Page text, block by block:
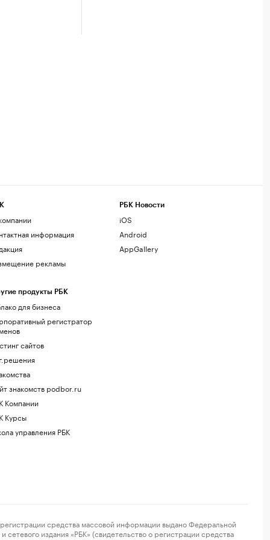
информация
рекламы
продукты РБК
для бизнеса
регистратор
сайтов
знакомств podbor.ru
Компании
Курсы
управления РБК
РБК Новости
iOS
Android
AppGallery
средства массовой информации выдано Федеральной
издания «РБК» (свидетельство о регистрации средства